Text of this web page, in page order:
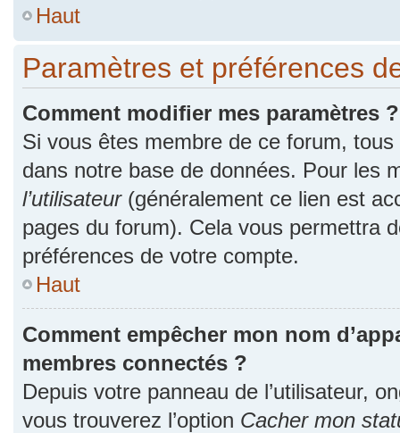
Haut
Paramètres et préférences
Comment modifier mes paramètres ?
Si vous êtes membre de ce forum,
dans notre base de données. Pour les
l’utilisateur(généralement ce lien est
pages du forum). Cela vous permettra
préférences de votre compte.
Haut
Comment empêcher mon nom
membres connectés ?
Depuis votre panneau de l’utilisateur,
vous trouverez l’option Cacher mon